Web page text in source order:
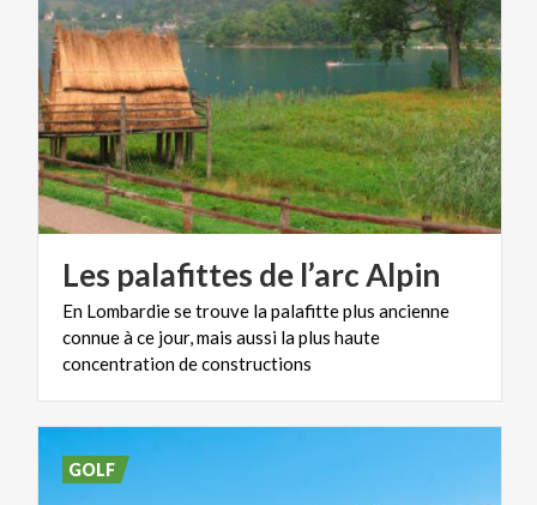
Les palafittes de l’arcAlpin
En Lombardie se trouve la palafitte plus ancienne
connue à ce jour, mais aussi la plus haute
concentration de constructions
GOLF